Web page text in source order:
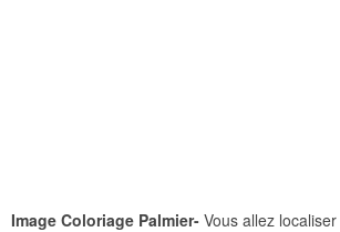
Image Coloriage Palmier- Vous allez